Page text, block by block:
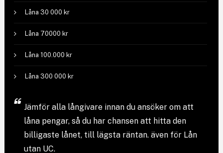
Låna 30 000 kr
Låna 70000 kr
Låna 100.000 kr
Låna 300 000 kr
Jämför alla långivareinnan du ansöker om att
låna pengar, så du har chansen att hitta den
billigaste lånet, till lägsta räntan. även för Lån
utan UC.